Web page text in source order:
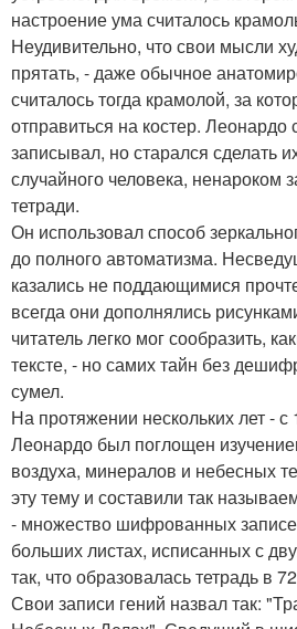
настроение ума считалось
Неудивительно, что свои мысли
прятать, - даже обычное
считалось тогда крамолой, за
отправиться на костер.
записывал, но старался сделать
случайного человека, ненароком
тетради.
Он использовал способ
до полного автоматизма.
казались не поддающимися
всегда они дополнялись
читатель легко мог сообразить,
тексте, - но самих тайн без
сумел.
На протяжении нескольких лет - с
Леонардо был поглощен
воздуха, минералов и небесных
эту тему и составили так
- множество шифрованных
больших листах, исписанных с
так, что образовалась тетрадь в
Свои записи гений назвал так: